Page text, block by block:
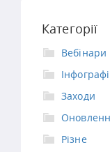
Категорії
Вебінари
Заходи
Різне